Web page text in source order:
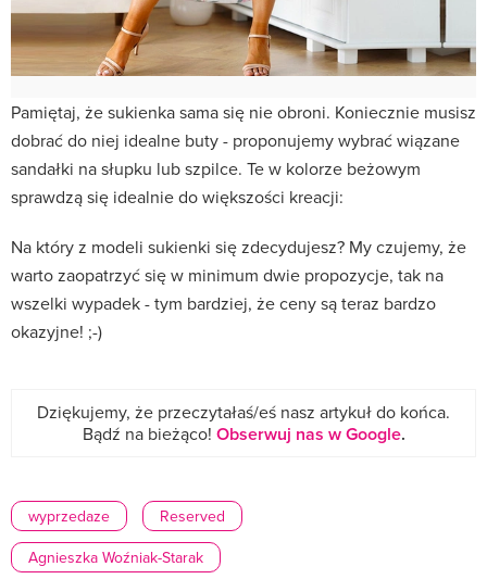
Pamiętaj, że sukienka sama się nie obroni. Koniecznie musisz
dobrać do niej idealne buty - proponujemy wybrać wiązane
sandałki na słupku lub szpilce. Te w kolorze beżowym
sprawdzą się idealnie do większości kreacji:
Na który z modeli sukienki się zdecydujesz? My czujemy, że
warto zaopatrzyć się w minimum dwie propozycje, tak na
wszelki wypadek - tym bardziej, że ceny są teraz bardzo
okazyjne! ;-)
Dziękujemy, że przeczytałaś/eś nasz artykuł do końca.
Bądź na bieżąco! Obserwuj nas w Google.
wyprzedaze
Reserved
Agnieszka Woźniak-Starak